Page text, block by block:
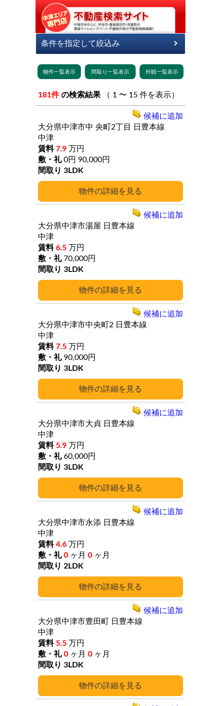
181件 の検索結果 （ 1 〜 15 件を表示）
詳細
大分県中津市中 央町2丁目
日豊本線
中津
7.9 万円
0円 90,000円
3LDK
候補に追加
詳細
大分県中津市湯屋 日豊本線
中津
6.5 万円
70,000円
3LDK
候補に追加
詳細
大分県中津市中央町2 日豊本線
中津
7.5 万円
90,000円
3LDK
候補に追加
詳細
大分県中津市大貞 日豊本線
中津
5.9 万円
60,000円
3LDK
候補に追加
詳細
大分県中津市永添 日豊本線
中津
4.6 万円
0 ヶ月 0 ヶ月
2LDK
候補に追加
詳細
大分県中津市豊田町
日豊本線
中津
5.5 万円
0 ヶ月 0 ヶ月
3LDK
候補に追加